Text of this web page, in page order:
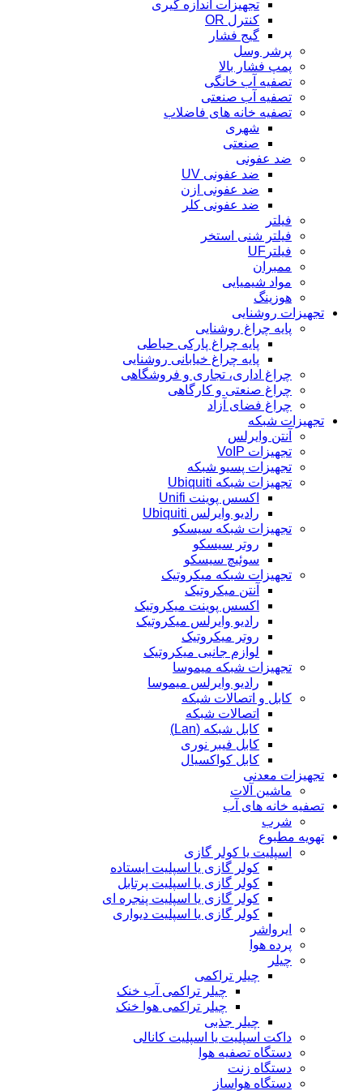
تجهیزات اندازه گیری
کنترل OR
گیج فشار
پرشر وسل
پمپ فشار بالا
تصفیه آب خانگی
تصفیه آب صنعتی
تصفیه خانه های فاضلاب
شهری
صنعتی
ضد عفونی
ضد عفونی UV
ضد عفونی ازن
ضد عفونی کلر
فیلتر
فیلتر شنی استخر
فیلترUF
ممبران
مواد شیمیایی
هوزینگ
تجهیزات روشنایی
پایه چراغ روشنایی
پایه چراغ پارکی حیاطی
پایه چراغ خیابانی روشنایی
چراغ اداری، تجاری و فروشگاهی
چراغ صنعتی و کارگاهی
چراغ فضای آزاد
تجهیزات شبکه
آنتن وایرلس
تجهیزات VoIP
تجهیزات پسیو شبکه
تجهیزات شبکه Ubiquiti
اکسس پوینت Unifi
رادیو وایرلس Ubiquiti
تجهیزات شبکه سیسکو
روتر سیسکو
سوئیچ سیسکو
تجهیزات شبکه میکروتیک
آنتن میکروتیک
اکسس پوینت میکروتیک
رادیو وایرلس میکروتیک
روتر میکروتیک
لوازم جانبی میکروتیک
تجهیزات شبکه میموسا
رادیو وایرلس میموسا
کابل و اتصالات شبکه
اتصالات شبکه
کابل شبکه (Lan)
کابل فیبر نوری
کابل کواکسیال
تجهیزات معدنی
ماشین آلات
تصفیه خانه های آب
شرب
تهویه مطبوع
اسپلیت یا کولر گازی
کولر گازی یا اسپلیت ایستاده
کولر گازی یا اسپلیت پرتابل
کولر گازی یا اسپلیت پنجره ای
کولر گازی یا اسپلیت دیواری
ایرواشر
پرده هوا
چیلر
چیلر تراکمی
چیلر تراکمی آب خنک
چیلر تراکمی هوا خنک
چیلر جذبی
داکت اسپلیت یا اسپلیت کانالی
دستگاه تصفیه هوا
دستگاه زنت
دستگاه هواساز